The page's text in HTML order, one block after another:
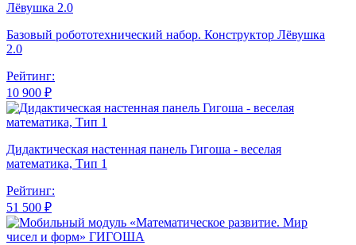
Базовый робототехнический набор. Конструктор Лёвушка
2.0
Рейтинг:
10 900 ₽
Дидактическая настенная панель Гигоша - веселая
математика, Тип 1
Рейтинг:
51 500 ₽